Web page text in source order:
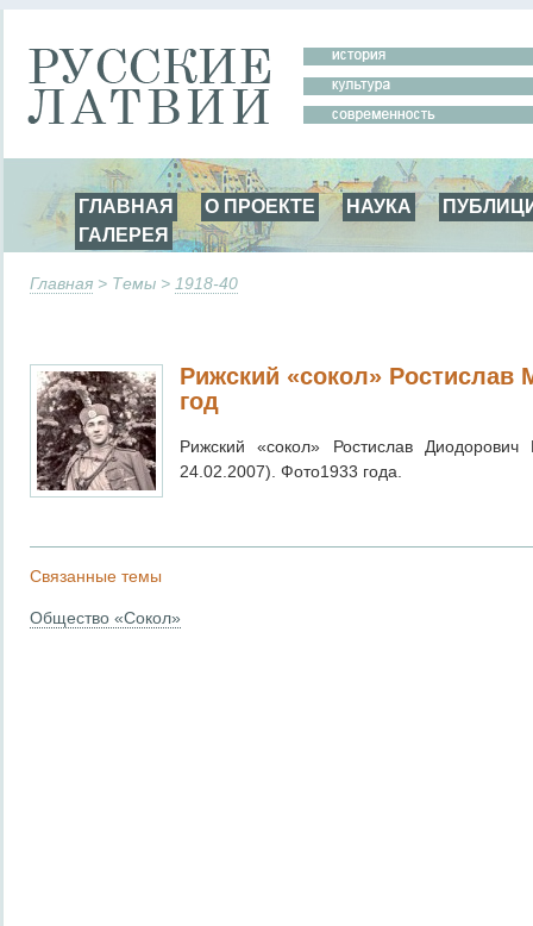
ГЛАВНАЯ О ПРОЕКТЕ НАУКА
ГАЛЕРЕЯ
Главная > Темы > 1918-40
Рижский «сокол» Ростислав
год
Рижский «сокол» Ростислав
24.02.2007). Фото1933 года.
Связанные темы
Общество «Сокол»